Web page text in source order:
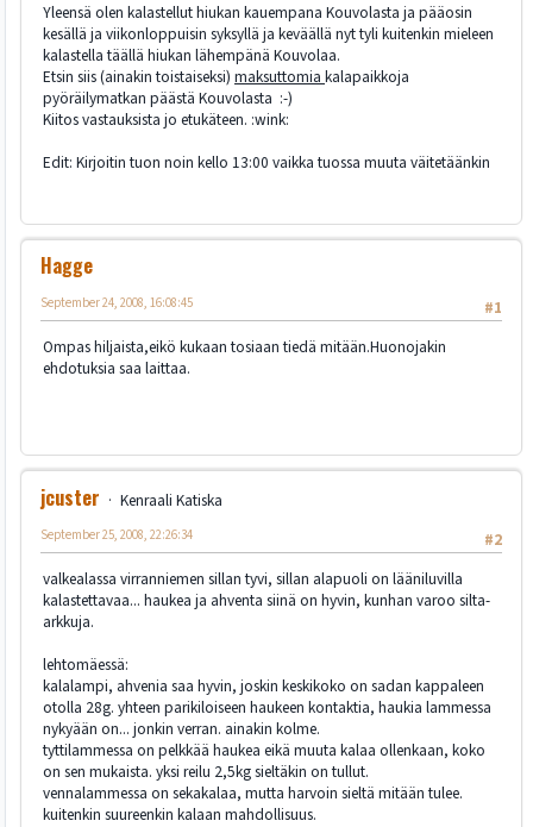
Yleensä olen kalastellut hiukan kauempana Kouvolasta ja pääosin
kesällä ja viikonloppuisin syksyllä ja keväällä nyt tyli kuitenkin mieleen
kalastella täällä hiukan lähempänä Kouvolaa.
Etsin siis (ainakin toistaiseksi) maksuttomia kalapaikkoja
pyöräilymatkan päästä Kouvolasta :-)
Kiitos vastauksista jo etukäteen. :wink:
Edit: Kirjoitin tuon noin kello 13:00 vaikka tuossa muuta väitetäänkin
Hagge
#1
September 24, 2008, 16:08:45
Ompas hiljaista,eikö kukaan tosiaan tiedä mitään.Huonojakin
ehdotuksia saa laittaa.
jcuster
Kenraali Katiska
#2
September 25, 2008, 22:26:34
valkealassa virranniemen sillan tyvi, sillan alapuoli on lääniluvilla
kalastettavaa... haukea ja ahventa siinä on hyvin, kunhan varoo silta-
arkkuja.
lehtomäessä:
kalalampi, ahvenia saa hyvin, joskin keskikoko on sadan kappaleen
otolla 28g. yhteen parikiloiseen haukeen kontaktia, haukia lammessa
nykyään on... jonkin verran. ainakin kolme.
tyttilammessa on pelkkää haukea eikä muuta kalaa ollenkaan, koko
on sen mukaista. yksi reilu 2,5kg sieltäkin on tullut.
vennalammessa on sekakalaa, mutta harvoin sieltä mitään tulee.
kuitenkin suureenkin kalaan mahdollisuus.